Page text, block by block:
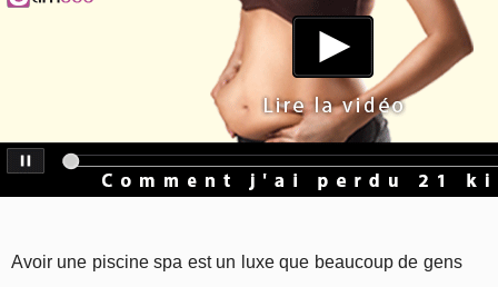
Avoir une piscine spa est un luxe que beaucoup de gens